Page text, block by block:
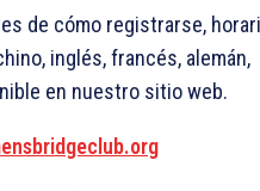
de cómo registrarse,
inglés, francés, alemán,
en nuestro sitio web.